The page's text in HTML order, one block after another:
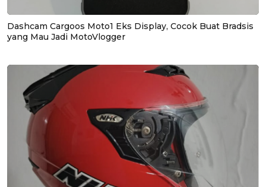
Dashcam Cargoos Moto1 Eks Display, Cocok Buat Bradsis
yang Mau Jadi MotoVlogger